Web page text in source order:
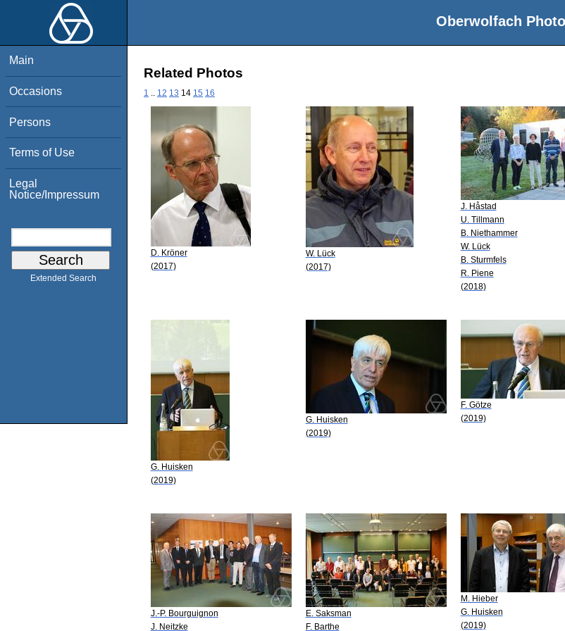
Oberwolfach
Main
Occasions
Persons
Terms of Use
Legal
Notice/Impressum
Extended Search
Related Photos
1 12 13 14 15 16
D. Kröner
(2017)
W. Lück
(2017)
J. Håstad
U. Tillmann
B. Niethammer
W. Lück
B. Sturmfels
R. Piene
(2018)
G. Huisken
(2019)
G. Huisken
(2019)
F. Götze
(2019)
J.-P. Bourguignon
J. Neitzke
E. Saksman
F. Barthe
M. Hieber
G. Huisken
(2019)